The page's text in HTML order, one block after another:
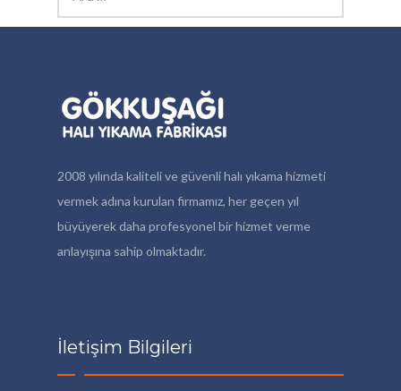
2008 yılında kaliteli ve güvenli halı yıkama hizmeti
vermek adına kurulan firmamız, her geçen yıl
büyüyerek daha profesyonel bir hizmet verme
anlayışına sahip olmaktadır.
İletişim Bilgileri